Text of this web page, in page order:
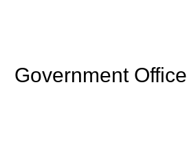
Government Office